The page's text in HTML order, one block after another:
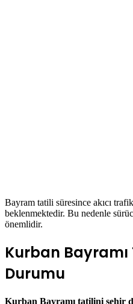
Bayram tatili süresince akıcı
beklenmektedir. Bu nedenle
önemlidir.
Kurban
Durumu
Kurban Bayramı tatilini şehir